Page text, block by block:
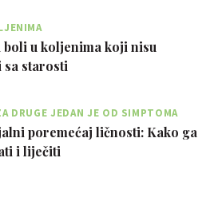
boli u koljenima koji nisu
sa starosti
DRUGE JEDAN JE OD SIMPTOMA
poremećaj ličnosti: Kako ga
i liječiti